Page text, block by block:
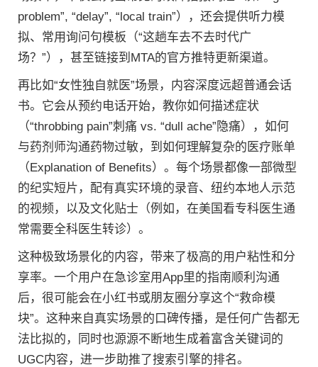
problem”, “delay”, “local train”），还会提供听力模
拟、常用询问句模板（“这趟车去不去时代广
场？”），甚至链接到MTA的官方推特更新渠道。
再比如“女性独自就医”场景，内容深度远超普通会话
书。它会从预约电话开始，教你如何描述症状
（“throbbing pain”刺痛 vs. “dull ache”隐痛），如何
与药剂师沟通药物过敏，到如何理解复杂的医疗账单
（Explanation of Benefits）。每个场景都像一部微型
的纪实短片，配有真实环境的录音、纽约本地人示范
的视频，以及文化贴士（例如，在美国看专科医生通
常需要全科医生转诊）。
这种极致场景化的内容，带来了极高的用户粘性和分
享率。一个用户在急诊室用App里的指南顺利沟通
后，很可能会在小红书或朋友圈分享这个“救命模
块”。这种来自真实场景的口碑传播，是任何广告都无
法比拟的，同时也源源不断地生成着富含关键词的
UGC内容，进一步助推了搜索引擎的排名。